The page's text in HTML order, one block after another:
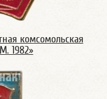
комсомольская
1982»